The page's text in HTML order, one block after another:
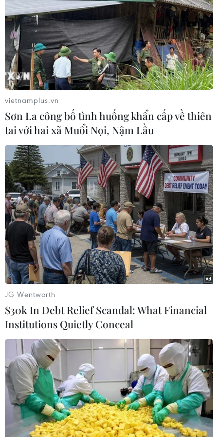
phải đóng cửa
07/08/2026 09:10
Thái Lan: Ôtô lao vào trung tâm
chăm sóc trẻ làm khoảng nạn nhân
bị thương
07/08/2026 08:13
Thủ tướng Thái Lan chỉ đạo khẩn sau
vụ xả súng tại trường học
07/08/2026 06:37
Thái Lan: Xả súng gây thương vong
tại trường học ở Nonthaburi
07/08/2026 05:12
Nghệ nhân Đặng Văn Hậu
thổi sức sống mới cho nghệ thuật tò
he truyền thống
Sập công trình tại Cuba khiến 2
người tử vong
07/08/2026 01:48
Syria: Nổ xe buýt gần thủ đô
Damascus khiến 2 người chết và 13
người bị thương
vietnamplus.vn
Sơn La công bố tình huống khẩn cấp về thiên
tai với hai xã Muổi Nọi, Nậm Lầu
JG Wentworth
$30k In Debt Relief Scandal: What Financial
Institutions Quietly Conceal